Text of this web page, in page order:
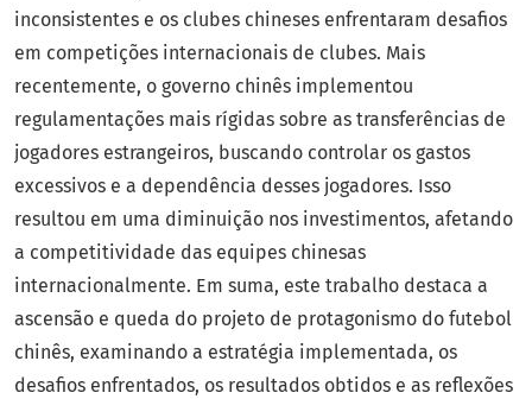
inconsistentes e os clubes chineses enfrentaram desafios
em competições internacionais de clubes. Mais
recentemente, o governo chinês implementou
regulamentações mais rígidas sobre as transferências de
jogadores estrangeiros, buscando controlar os gastos
excessivos e a dependência desses jogadores. Isso
resultou em uma diminuição nos investimentos, afetando
a competitividade das equipes chinesas
internacionalmente. Em suma, este trabalho destaca a
ascensão e queda do projeto de protagonismo do futebol
chinês, examinando a estratégia implementada, os
desafios enfrentados, os resultados obtidos e as reflexões